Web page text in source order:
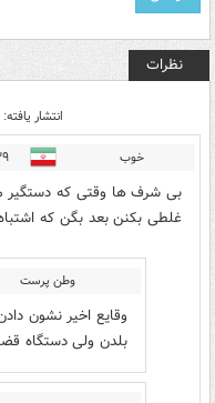
نظرات
انتشار یافته: 54
خوب
بی شرف ها وقتی که دستگیر
غلطی بکنن بعد بگن که
وطن پرست
وقایع اخیر نشون
بلدن ولی دستگاه